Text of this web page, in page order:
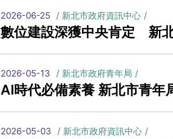
2026-06-25 新北市政府資訊中心
數位建設深獲中央肯定 新
2026-05-13 新北市政府青年局
AI時代必備素養 新北市青年
2026-05-03 新北市政府資訊中心